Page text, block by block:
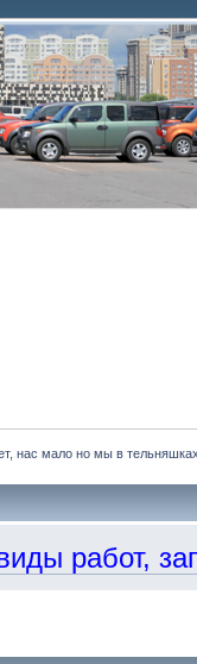
нас мало но мы в
работ,